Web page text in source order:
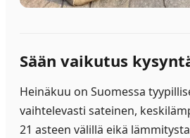
Sään vaikutus
Heinäkuu on Suomessa
vaihtelevasti sateinen,
21 asteen välillä eikä